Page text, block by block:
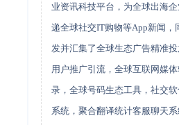
业资讯科技平台，为全球出海
递全球社交IT购物等App新闻，
发并汇集了全球生态广告精准
用户推广引流，全球互联网媒
录，全球号码生态工具，社交
系统，聚合翻译统计客服聊天